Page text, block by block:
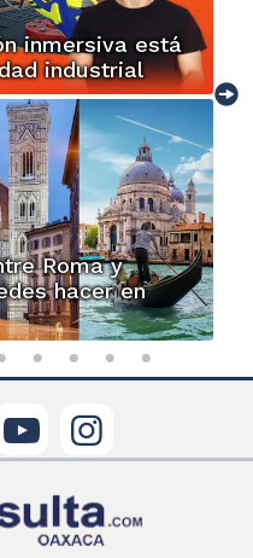
inmersiva está
industrial
Roma y
hacer en